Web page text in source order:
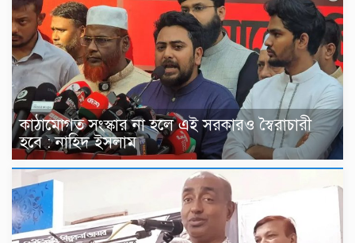
কাঠামোগত সংস্কার না হলে এই সরকারও স্বৈরাচারী
হবে : নাহিদ ইসলাম